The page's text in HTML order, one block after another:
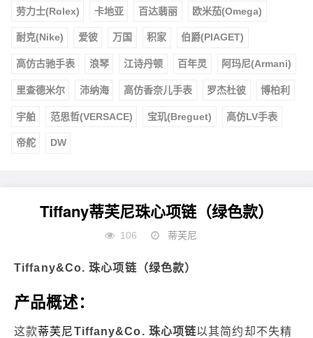
劳力士(Rolex) 卡地亚 百达翡丽 欧米茄(Omega)
耐克(Nike) 爱彼 万国 积家 伯爵(PIAGET)
高仿古驰手表 浪琴 江诗丹顿 百年灵 阿玛尼(Armani)
里查德米尔 沛纳海 高仿香奈儿手表 罗杰杜彼 博柏利
宇舶 范思哲(VERSACE) 宝玑(Breguet) 高仿LV手表
帝舵 DW
Tiffany蒂芙尼珠心项链（绿色款）
106 蒂芙尼
Tiffany&Co. 珠心项链（绿色款）
产品概述：
这款蒂芙尼Tiffany&Co. 珠心项链以其简约却不失精